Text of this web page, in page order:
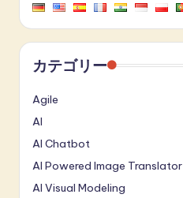
カテゴリー
Agile
AI
AI Chatbot
AI Powered Image Translator
AI Visual Modeling